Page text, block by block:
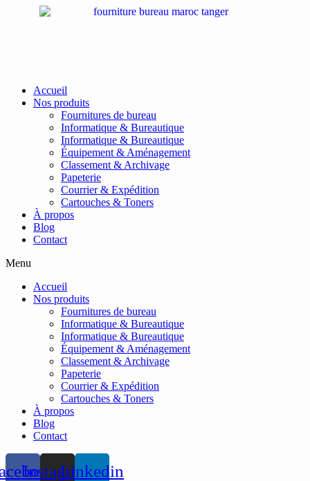
Accueil
Nos produits
Fournitures de bureau
Informatique & Bureautique
Informatique & Bureautique
Équipement & Aménagement
Classement & Archivage
Papeterie
Courrier & Expédition
Cartouches & Toners
À propos
Blog
Contact
Menu
Accueil
Nos produits
Fournitures de bureau
Informatique & Bureautique
Informatique & Bureautique
Équipement & Aménagement
Classement & Archivage
Papeterie
Courrier & Expédition
Cartouches & Toners
À propos
Blog
Contact
InstagramLinkedin